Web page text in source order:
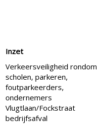
Inzet
Verkeersveiligheid rondom
scholen, parkeren,
foutparkeerders,
ondernemers
Vlugtlaan/Fockstraat
bedrijfsafval